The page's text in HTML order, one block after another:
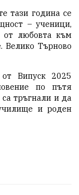
тази година се
– ученици,
от любовта към
Велико Търново
Випуск 2025
по пътя
тръгнали и да
и роден